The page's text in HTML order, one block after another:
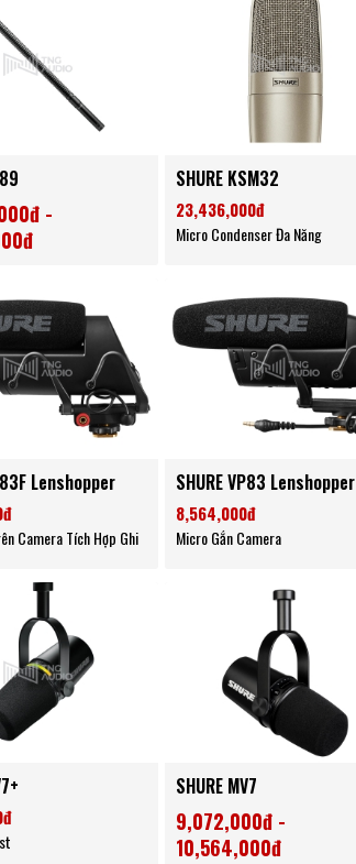
-
SHURE KSM32
23,436,000đ
Micro Condenser Đa Năng
Lenshopper
Camera Tích Hợp Ghi
SHURE VP83 Lenshopper
8,564,000đ
Micro Gắn Camera
SHURE MV7
9,072,000đ -
10,564,000đ